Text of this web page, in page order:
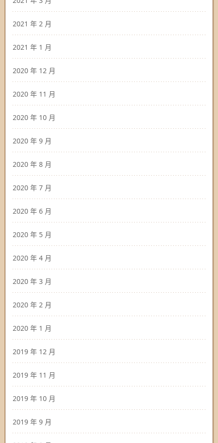
2021 年 2 月
2021 年 1 月
2020 年 12 月
2020 年 11 月
2020 年 10 月
2020 年 9 月
2020 年 8 月
2020 年 7 月
2020 年 6 月
2020 年 5 月
2020 年 4 月
2020 年 3 月
2020 年 2 月
2020 年 1 月
2019 年 12 月
2019 年 11 月
2019 年 10 月
2019 年 9 月